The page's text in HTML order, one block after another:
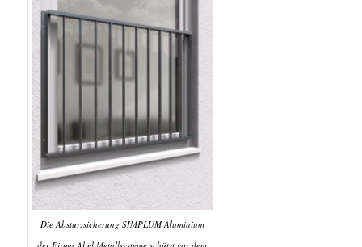
Die Absturzsicherung SIMPLUM Aluminium